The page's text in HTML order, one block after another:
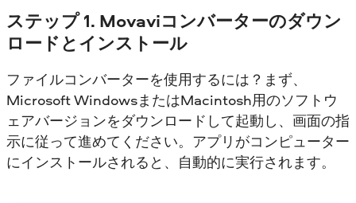
ステップ 1. Movaviコンバーターのダウン
ロードとインストール
ファイルコンバーターを使用するには？まず、
Microsoft WindowsまたはMacintosh用のソフトウ
ェアバージョンをダウンロードして起動し、画面の指
示に従って進めてください。アプリがコンピューター
にインストールされると、自動的に実行されます。